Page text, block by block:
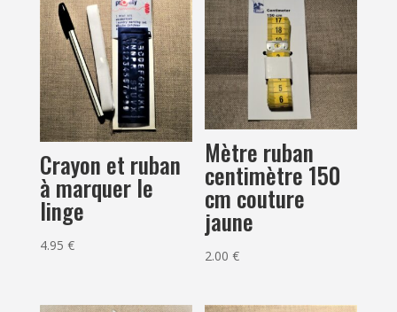
Crayon et ruban
à marquer le
linge
4.95 €
Mètre ruban
centimètre 150
cm couture
jaune
2.00€